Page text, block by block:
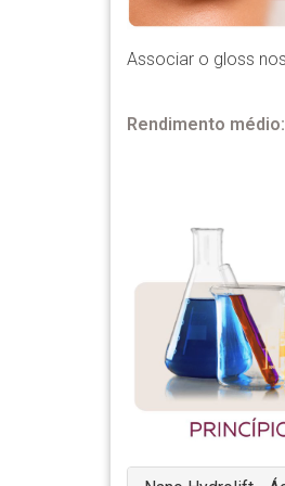
Associar o gloss
Rendimento médio: